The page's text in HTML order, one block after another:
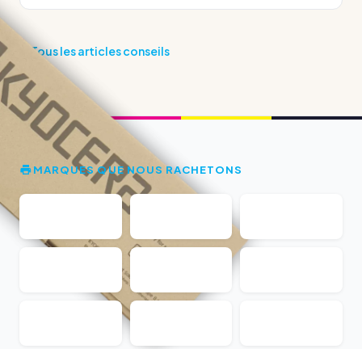
Tous les articles conseils
MARQUES QUE NOUS RACHETONS